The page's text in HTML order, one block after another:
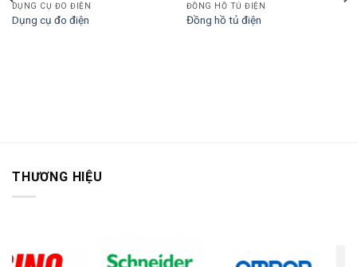
DỤNG CỤ ĐO ĐIỆN
Dụng cụ đo điện
ĐỒNG HỒ TỦ ĐIỆN
Đồng hồ tủ điện
THƯƠNG HIỆU